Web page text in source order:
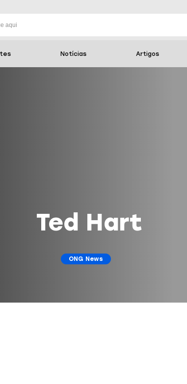
Notícias Artigos
Ted Hart
ONG News